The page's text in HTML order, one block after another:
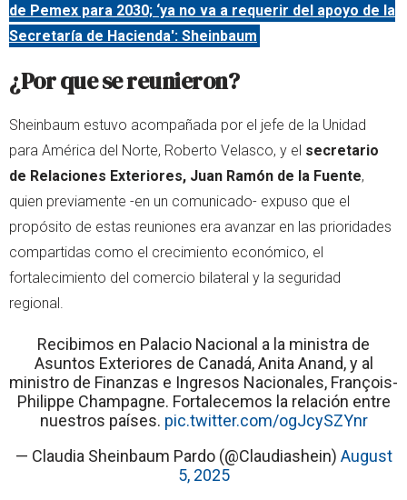
de Pemex para 2030; ‘ya no va a requerir del apoyo de la
Secretaría de Hacienda': Sheinbaum
¿Por que se reunieron?
Sheinbaum estuvo acompañada por el jefe de la Unidad
para América del Norte, Roberto Velasco, y el secretario
de Relaciones Exteriores, Juan Ramón de la Fuente,
quien previamente -en un comunicado- expuso que el
propósito de estas reuniones era avanzar en las prioridades
compartidas como el crecimiento económico, el
fortalecimiento del comercio bilateral y la seguridad
regional.
Recibimos en Palacio Nacional a la ministra de
Asuntos Exteriores de Canadá, Anita Anand, y al
ministro de Finanzas e Ingresos Nacionales, François-
Philippe Champagne. Fortalecemos la relación entre
nuestros países. pic.twitter.com/ogJcySZYnr
— Claudia Sheinbaum Pardo (@Claudiashein) August
5, 2025